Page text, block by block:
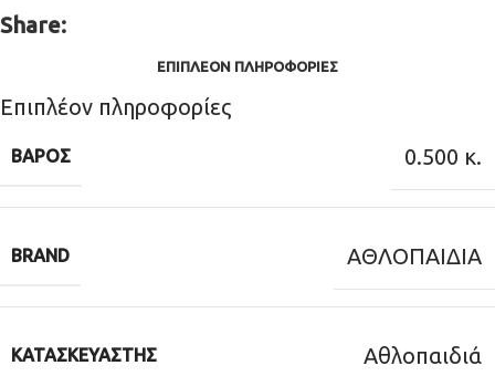
Share:
ΕΠΙΠΛΈΟΝ ΠΛΗΡΟΦΟΡΊΕΣ
Επιπλέον πληροφορίες
ΒΆΡΟΣ 0.500 κ.
BRAND ΑΘΛΟΠΑΙΔΙΑ
ΚΑΤΑΣΚΕΥΑΣΤΉΣ Αθλοπαιδιά